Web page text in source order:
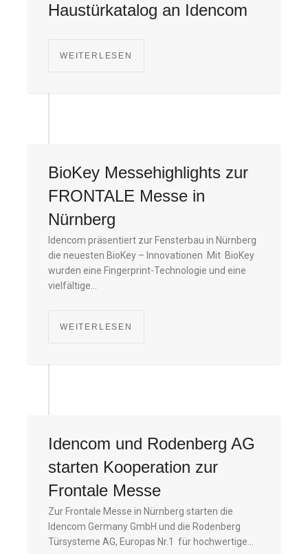
Haustürkatalog an Idencom
WEITERLESEN
BioKey Messehighlights zur
FRONTALE Messe in
Nürnberg
Idencom präsentiert zur Fensterbau in Nürnberg
die neuesten BioKey – Innovationen Mit BioKey
wurden eine Fingerprint-Technologie und eine
vielfältige…
WEITERLESEN
Idencom und Rodenberg AG
starten Kooperation zur
Frontale Messe
Zur Frontale Messe in Nürnberg starten die
Idencom Germany GmbH und die Rodenberg
Türsysteme AG, Europas Nr.1 für hochwertige…